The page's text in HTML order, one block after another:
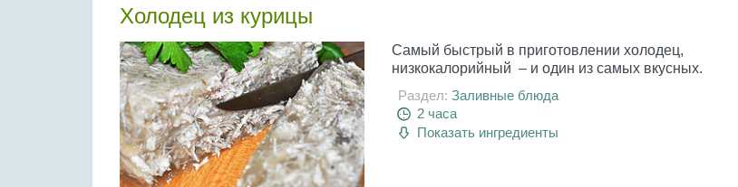
Холодец из курицы
Самый быстрый в приготовлении холодец,
низкокалорийный – и один из самых вкусных.
Раздел: Заливные блюда
2 часа
Показать ингредиенты